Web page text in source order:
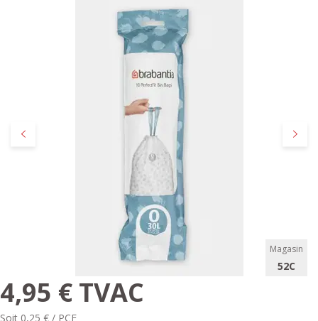
Précédent
Magasin
52C
4,95 € TVAC
Soit 0,25 € / PCE